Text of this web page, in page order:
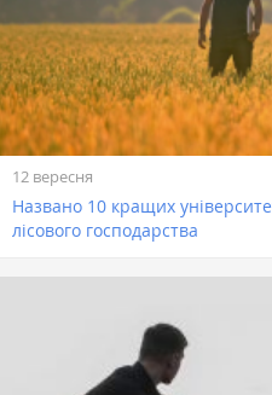
12 вересня
Названо 10 кращих
лісового господарства